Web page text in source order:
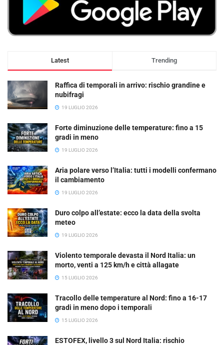
Latest Trending
Raffica di temporali in arrivo: rischio grandine e
nubifragi
19 LUGLIO 2026
Forte diminuzione delle temperature: fino a 15
gradi in meno
19 LUGLIO 2026
Aria polare verso l’Italia: tutti i modelli confermano
il cambiamento
19 LUGLIO 2026
Duro colpo all’estate: ecco la data della svolta
meteo
19 LUGLIO 2026
Violento temporale devasta il Nord Italia: un
morto, venti a 125 km/h e città allagate
15 LUGLIO 2026
Tracollo delle temperature al Nord: fino a 16-17
gradi in meno dopo i temporali
15 LUGLIO 2026
ESTOFEX, livello 3 sul Nord Italia: rischio